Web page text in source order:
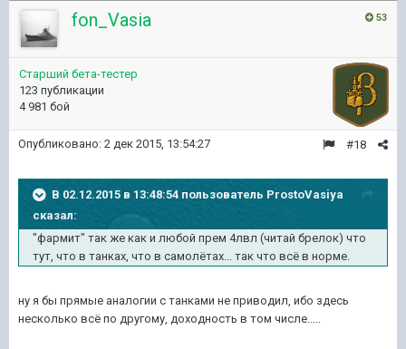
53
fon_Vasia
Старший бета-тестер
123 публикации
4 981 бой
#18
Опубликовано: 2 дек 2015, 13:54:27
В 02.12.2015 в 13:48:54 пользователь ProstoVasiya
сказал:
"фармит" так же как и любой прем 4лвл (читай брелок) что
тут, что в танках, что в самолётах... так что всё в норме.
ну я бы прямые аналогии с танками не приводил, ибо здесь
несколько всё по другому, доходность в том числе.....